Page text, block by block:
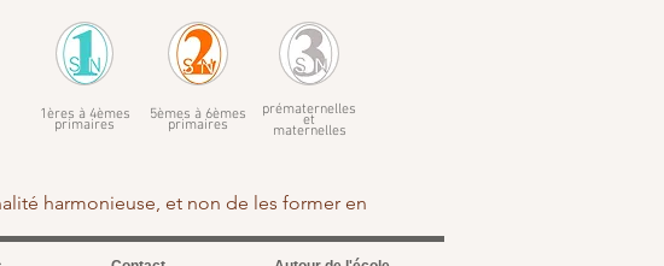
1ères à 4èmes
primaires
5èmes à 6èmes
primaires
prématernelles
et
maternelles
harmonieuse, et non de les former en